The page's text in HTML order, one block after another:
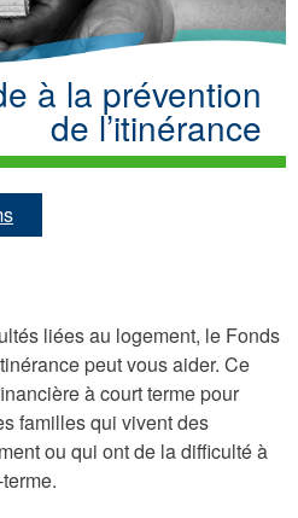
à la prévention
de l’itinérance
liées au logement, le Fonds
peut vous aider. Ce
à court terme pour
familles qui vivent des
ou qui ont de la difficulté à